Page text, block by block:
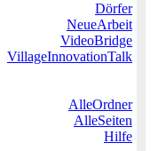
Dörfer
NeueArbeit
VideoBridge
VillageInnovationTalk
AlleOrdner
AlleSeiten
Hilfe